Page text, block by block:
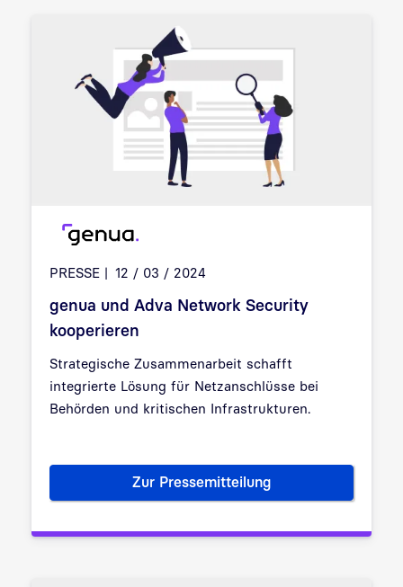
PRESSE 12 / 03 / 2024
genua und Adva Network Security
kooperieren
Strategische Zusammenarbeit schafft
integrierte Lösung für Netzanschlüsse bei
Behörden und kritischen Infrastrukturen.
Zur Pressemitteilunggenua und Adva Network